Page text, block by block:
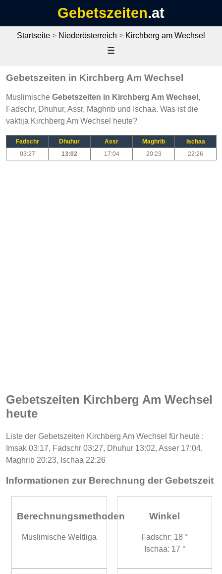
Gebetszeiten.at
Startseite > Niederösterreich > Kirchberg am Wechsel
☰
Gebetszeiten in Kirchberg Am Wechsel
Muslimische Gebetszeiten in Kirchberg Am Wechsel ,
Fadschr, Dhuhur, Assr, Maghrib und Ischaa. Was ist die
vaktija Kirchberg Am Wechsel heute?
Fadschr Dhuhur Assr Maghrib
Ischaa
03:27
13:02 17:04 20:23 22:26
Gebetszeiten Kirchberg Am Wechsel
heute
Liste der Gebetszeiten Kirchberg Am Wechsel für heute :
Imsak 03:17, Fadschr 03:27, Dhuhur 13:02, Asser 17:04,
Maghrib 20:23, Ischaa 22:26
Informationen zur Berechnung der Gebetszeit
Berechnungsmethoden
Muslimische Weltliga
Winkel
Fadschr: 18 °
Ischaa: 17 °